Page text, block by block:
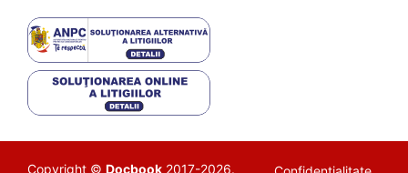
Copyright © Docbook 2017-2026.